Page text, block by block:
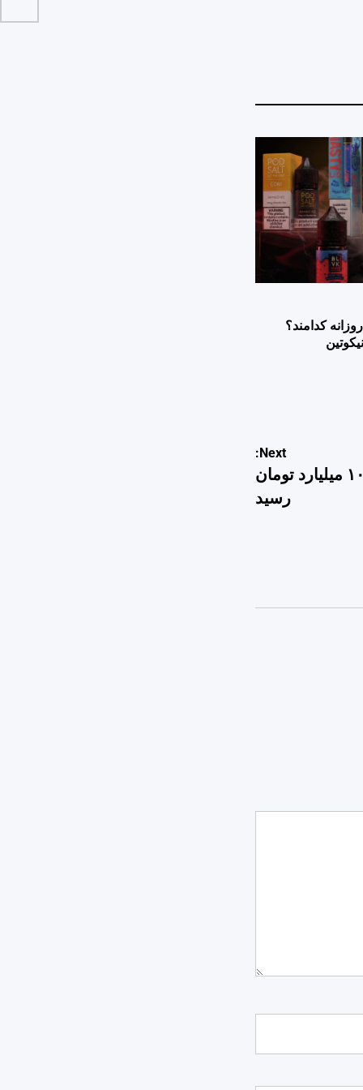
کدامند؟
Next:
برآورد اولیه خسارت سیل هرمزگان به ۱۰۰ میلیارد تومان
رسید